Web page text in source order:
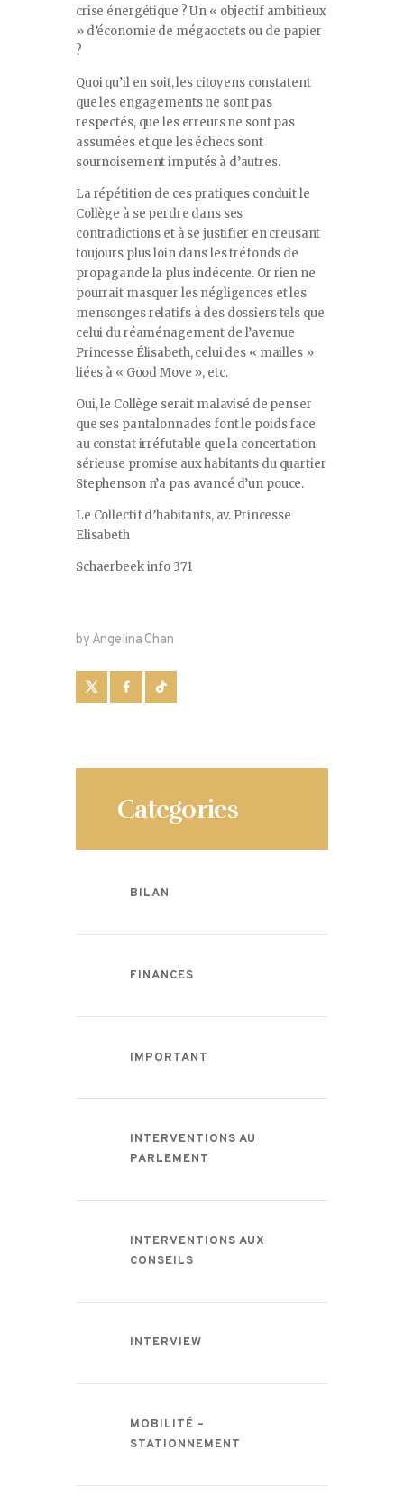
crise énergétique ? Un « objectif ambitieux
» d’économie de mégaoctets ou de papier
?
Quoi qu’il en soit, les citoyens constatent
que les engagements ne sont pas
respectés, que les erreurs ne sont pas
assumées et que les échecs sont
sournoisement imputés à d’autres.
La répétition de ces pratiques conduit le
Collège à se perdre dans ses
contradictions et à se justifier en creusant
toujours plus loin dans les tréfonds de
propagande la plus indécente. Or rien ne
pourrait masquer les négligences et les
mensonges relatifs à des dossiers tels que
celui du réaménagement de l’avenue
Princesse Élisabeth, celui des « mailles »
liées à « Good Move », etc.
Oui, le Collège serait malavisé de penser
que ses pantalonnades font le poids face
au constat irréfutable que la concertation
sérieuse promise aux habitants du quartier
Stephenson n’a pas avancé d’un pouce.
Le Collectif d’habitants, av. Princesse
Elisabeth
Schaerbeek info 371
by Angelina Chan
Categories
BILAN
FINANCES
IMPORTANT
INTERVENTIONS AU
PARLEMENT
INTERVENTIONS AUX
CONSEILS
INTERVIEW
MOBILITÉ –
STATIONNEMENT